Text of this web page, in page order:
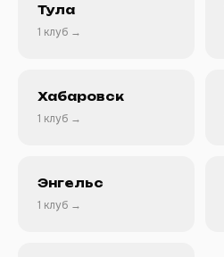
Тула
1 клуб →
Хабаровск
1 клуб →
Энгельс
1 клуб →